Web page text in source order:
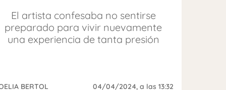
El artista confesaba no sentirse
preparado para vivir nuevamente
una experiencia de tanta presión
BERTOL 04/04/2024, a las 13:32